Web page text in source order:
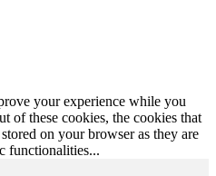
your experience while you
of these cookies, the cookies that
on your browser as they are
functionalities...